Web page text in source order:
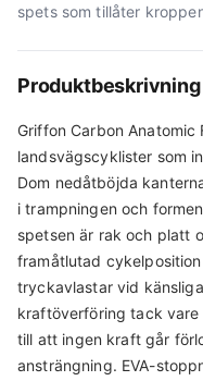
spets som tillåter
Produktbeskrivning
Griffon Carbon
landsvägscyklister som
Dom nedåtböjda
i trampningen och
spetsen är rak och platt
framåtlutad
tryckavlastar vid
kraftöverföring tack
till att ingen kraft går
ansträngning. EVA-